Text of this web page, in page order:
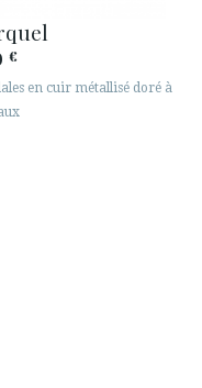
€
en cuir métallisé doré à